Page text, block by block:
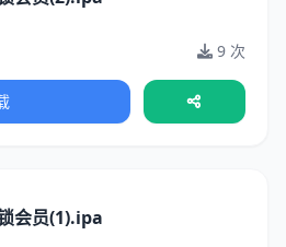
9 次
会员(1).ipa